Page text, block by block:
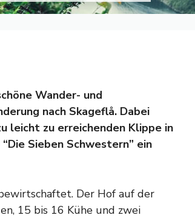
Wander- und
nach Skageflå. Dabei
leicht zu erreichenden Klippe in
Sieben Schwestern” ein
Der Hof auf der
15 bis 16 Kühe und zwei